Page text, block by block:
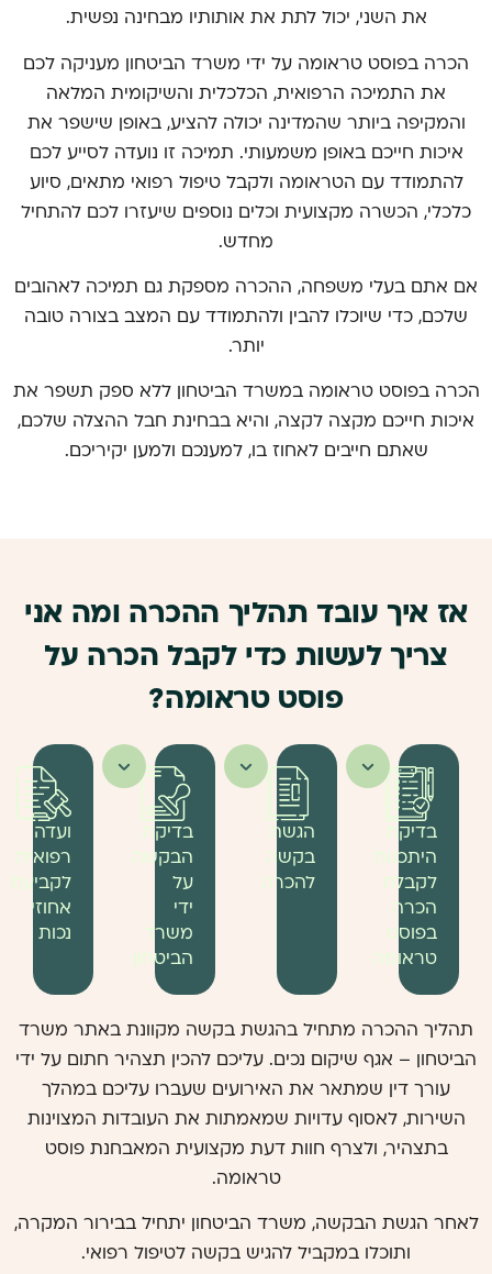
את השני, יכול לתת את אותותיו מבחינה נפשית.
הכרה בפוסט טראומה על ידי משרד הביטחון מעניקה לכם
את התמיכה הרפואית, הכלכלית והשיקומית המלאה
והמקיפה ביותר שהמדינה יכולה להציע, באופן שישפר את
איכות חייכם באופן משמעותי. תמיכה זו נועדה לסייע לכם
להתמודד עם הטראומה ולקבל טיפול רפואי מתאים, סיוע
כלכלי, הכשרה מקצועית וכלים נוספים שיעזרו לכם להתחיל
מחדש.
אם אתם בעלי משפחה, ההכרה מספקת גם תמיכה לאהובים
שלכם, כדי שיוכלו להבין ולהתמודד עם המצב בצורה טובה
יותר.
הכרה בפוסט טראומה במשרד הביטחון ללא ספק תשפר את
איכות חייכם מקצה לקצה, והיא בבחינת חבל ההצלה שלכם,
שאתם חייבים לאחוז בו, למענכם ולמען יקיריכם.
אז איך עובד תהליך ההכרה ומה אני
צריך לעשות כדי לקבל הכרה על
פוסט טראומה?
בדיקת
היתכנות
לקבלת
הכרה
בפוסט
טראומה
הגשת
בקשה
להכרה
בדיקת
הבקשה
על
ידי
משרד
הביטחון
ועדה
רפואית
לקביעת
אחוזי
נכות
תהליך ההכרה מתחיל בהגשת בקשה מקוונת באתר משרד
הביטחון – אגף שיקום נכים. עליכם להכין תצהיר חתום על ידי
עורך דין שמתאר את האירועים שעברו עליכם במהלך
השירות, לאסוף עדויות שמאמתות את העובדות המצוינות
בתצהיר, ולצרף חוות דעת מקצועית המאבחנת פוסט
טראומה.
לאחר הגשת הבקשה, משרד הביטחון יתחיל בבירור המקרה,
ותוכלו במקביל להגיש בקשה לטיפול רפואי.